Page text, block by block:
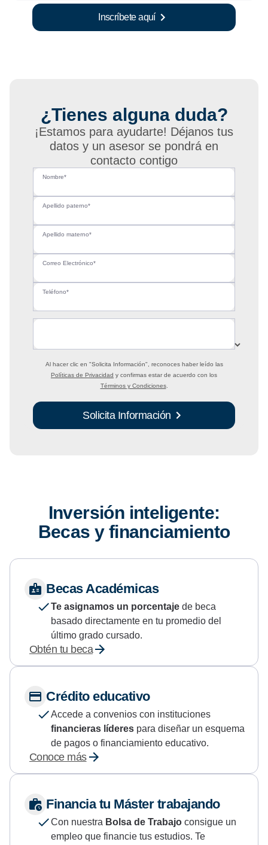
Inscríbete aquí
¿Tienes alguna duda?
¡Estamos para ayudarte! Déjanos tus
datos y un asesor se pondrá en
contacto contigo
Nombre*
Apellido paterno*
Apellido materno*
Correo Electrónico*
Teléfono*
Al hacer clic en "Solicita Información" , reconoces haber leído las
Políticas de Privacidad y confirmas estar de acuerdo con los
Términos y Condiciones.
Solicita Información
Inversión inteligente:
Becas y financiamiento
Becas Académicas
Te asignamos un porcentaje de beca
basado directamente en tu promedio del
último grado cursado.
Obtén tu beca
Crédito educativo
Accede a convenios con instituciones
financieras líderes para diseñar un esquema
de pagos o financiamiento educativo.
Conoce más
Financia tu Máster trabajando
Con nuestra Bolsa de Trabajo consigue un
empleo que financie tus estudios. Te